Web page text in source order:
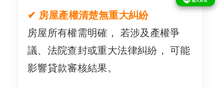
✔ 房屋產權清楚無重大糾紛
房屋所有權需明確， 若涉及產權爭
議、法院查封或重大法律糾紛， 可能
影響貸款審核結果。